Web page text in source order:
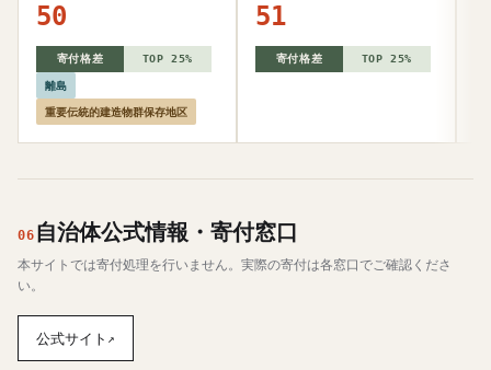
50
寄付格差 TOP 25%
離島
重要伝統的建造物群保存地区
51
寄付格差 TOP 25%
06 自治体公式情報・寄付窓口
本サイトでは寄付処理を行いません。実際の寄付は各窓口でご確認くださ
い。
公式サイト ↗